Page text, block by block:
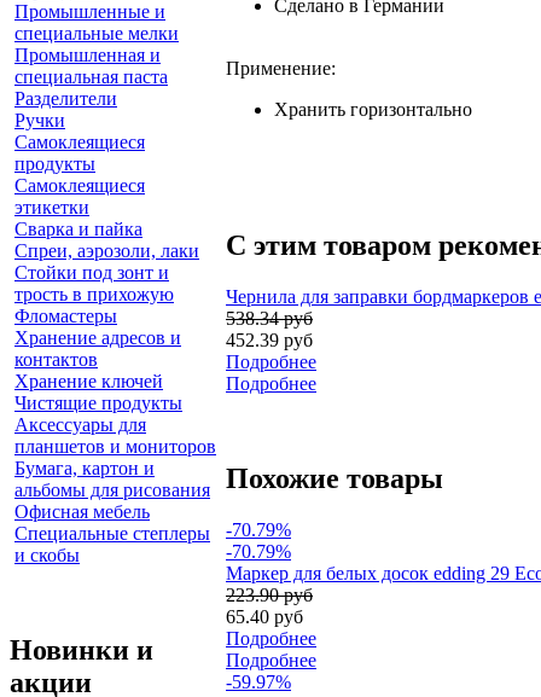
Промышленные и
специальные мелки
Промышленная и
специальная паста
Разделители
Ручки
Самоклеящиеся
продукты
Самоклеящиеся
этикетки
Сварка и пайка
Спреи, аэрозоли, лаки
Стойки под зонт и
трость в прихожую
Фломастеры
Хранение адресов и
контактов
Хранение ключей
Чистящие продукты
Аксессуары для
планшетов и мониторов
Бумага, картон и
альбомы для рисования
Офисная мебель
Специальные степлеры
и скобы
Новинки и
акции
Сделано в Германии
Применение:
Хранить горизонтально
С этим товаром
Чернила для заправки
538.34 руб
452.39 руб
Подробнее
Подробнее
Похожие товары
-70.79%
-70.79%
Маркер для белых досок edding 29
223.90 руб
65.40 руб
Подробнее
Подробнее
-59.97%